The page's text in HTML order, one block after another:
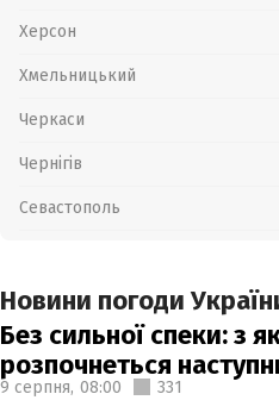
Херсон
Хмельницький
Черкаси
Чернігів
Севастополь
Новини погоди
Без сильної спеки: з
розпочнеться
9 серпня, 08:00 331